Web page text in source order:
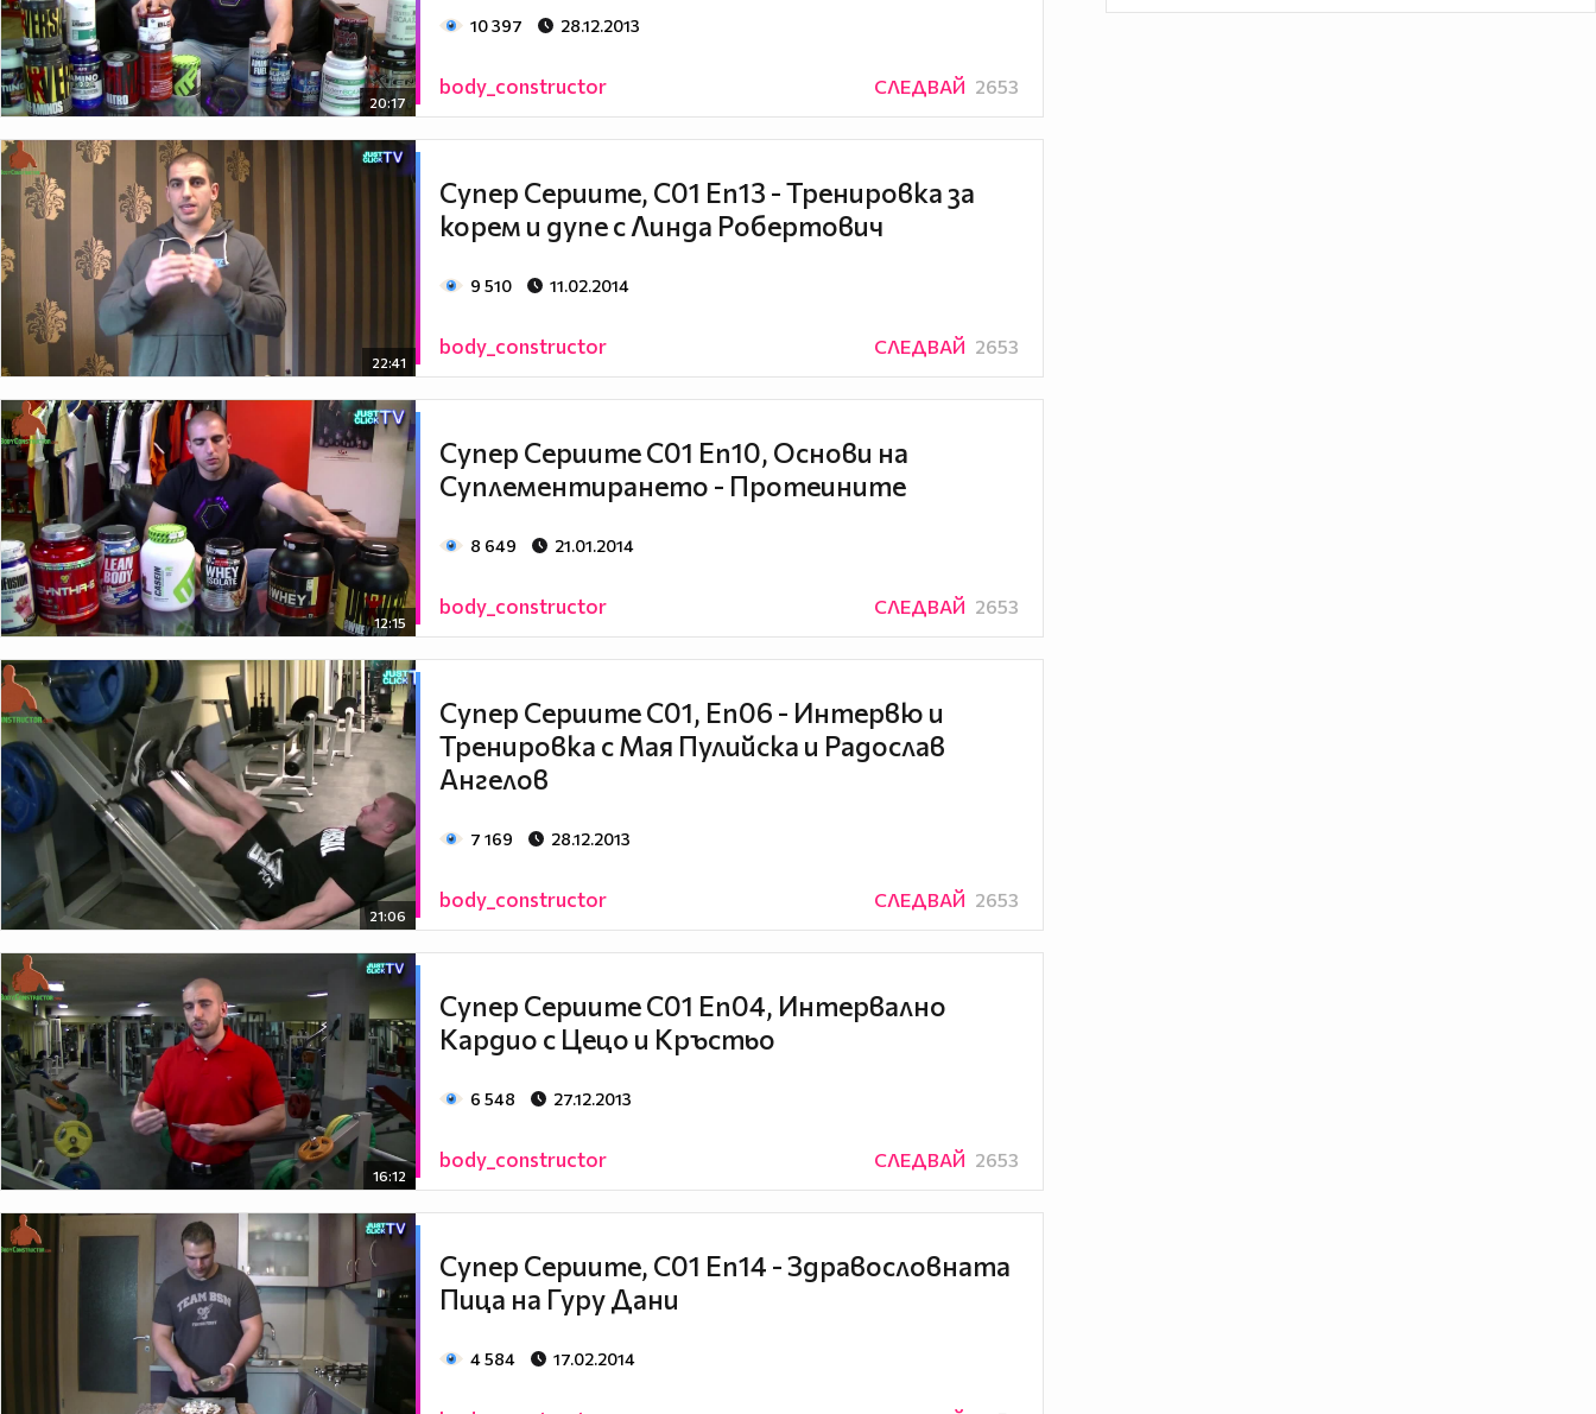
20:17
10 397 28.12.2013
body_constructor СЛЕДВАЙ 2653
22:41
Супер Сериите, С01 Еп13 - Тренировка за
корем и дупе с Линда Робертович
9 510 11.02.2014
body_constructor СЛЕДВАЙ 2653
12:15
Супер Сериите С01 Еп10, Основи на
Суплементирането - Протеините
8 649 21.01.2014
body_constructor СЛЕДВАЙ 2653
21:06
Супер Сериите С01, Еп06 - Интервю и
Тренировка с Мая Пулийска и Радослав
Ангелов
7 169 28.12.2013
body_constructor СЛЕДВАЙ 2653
16:12
Супер Сериите С01 Еп04, Интервално
Кардио с Цецо и Кръстьо
6 548 27.12.2013
body_constructor СЛЕДВАЙ 2653
Супер Сериите, С01 Еп14 - Здравословната
Пица на Гуру Дани
4 584 17.02.2014